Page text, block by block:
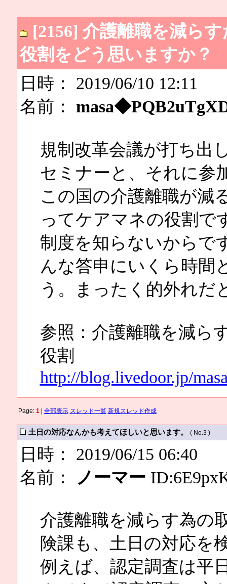
[2156] 介護離職を減ら
役割をどう思いますか？
日時： 2019/06/10 12:11
名前：
規制改革会議が打ち出
セミナーと、それに参
この国の介護離職が減
ってケアマネの役割で
制度を知らないからで
んな答申にいくら時間
う。まったく的外れだ
参照：介護離職を減ら
役割
http://blog.livedoor.jp/
Page: 1| 全部表示 スレッド一覧 新規スレッド作成
土日の対応なんかも考えてほしいと思います。 ( No.3 )
日時： 2019/06/15 06:40
名前：
ノーマー
介護離職を減らす為の
険課も、土日の対応を
例えば、認定調査は平